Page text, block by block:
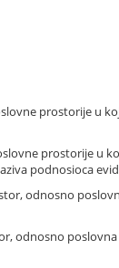
prostorije u
prostorije u
podnosioca
odnosno
odnosno